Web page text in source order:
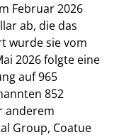
Februar 2026
ab, die das
wurde sie vom
2026 folgte eine
auf 965
852
anderem
Group, Coatue